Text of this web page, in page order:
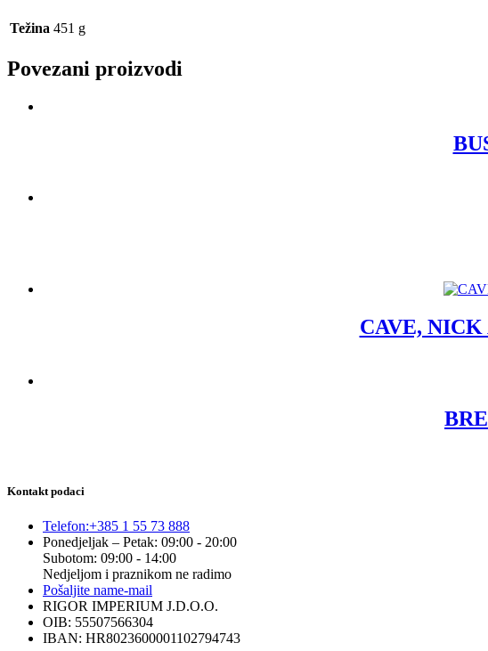
Težina 451 g
Povezani proizvodi
CAVE, NICK
Kontakt podaci
Telefon:+385 1 55 73 888
Ponedjeljak – Petak: 09:00 - 20:00
Subotom: 09:00 - 14:00
Nedjeljom i praznikom ne radimo
Pošaljite name-mail
RIGOR IMPERIUM J.D.O.O.
OIB: 55507566304
IBAN: HR8023600001102794743